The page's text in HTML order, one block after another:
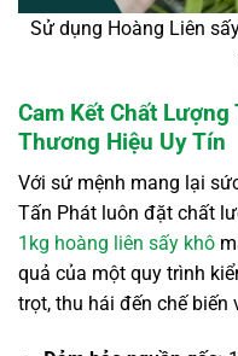
Sử dụng Hoàng Liên
Cam Kết Chất
Thương Hiệu Uy Tín
Với sứ mệnh mang lại
Tấn Phát luôn đặt chất
1kg hoàng liên sấy khô
quả của một quy trình
trọt, thu hái đến chế biến